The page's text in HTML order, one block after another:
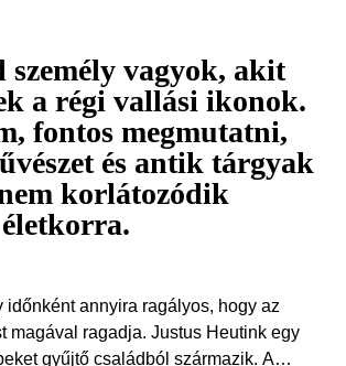
személy vagyok, akit
a régi vallási ikonok.
fontos megmutatni,
és antik tárgyak
korlátozódik
időnként annyira ragályos, hogy az
magával ragadja. Justus Heutink egy
gyűjtő családból származik. A